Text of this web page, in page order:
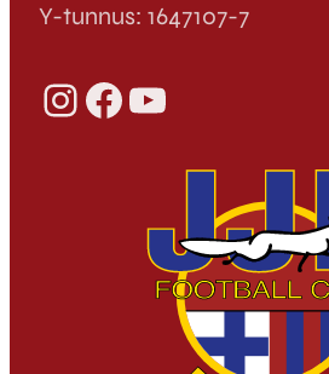
Y-tunnus: 1647107-7
InstagramFacebook YouTube